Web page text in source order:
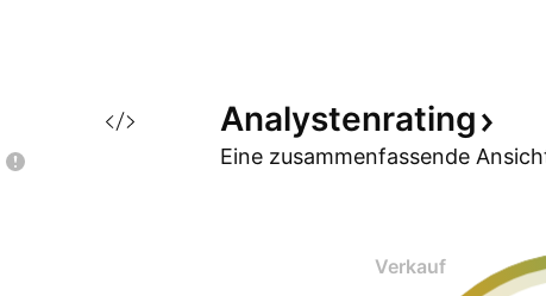
Analystenrating
Eine zusammenfassende
Verkauf